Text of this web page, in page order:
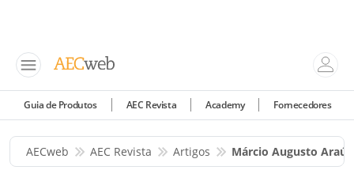
Guia de Produtos AEC Revista Academy Fornecedores
AECweb AEC Revista Artigos Márcio Augusto